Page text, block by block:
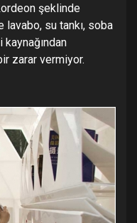
şeklinde
lavabo, su tankı, soba
zarar vermiyor.